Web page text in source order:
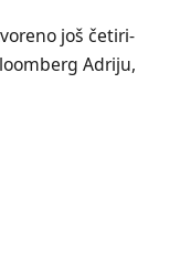
još četiri-
Adriju,